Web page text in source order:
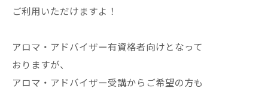
ご利用いただけますよ！
アロマ・アドバイザー有資格者向けとなって
おりますが、
アロマ・アドバイザー受講からご希望の方も